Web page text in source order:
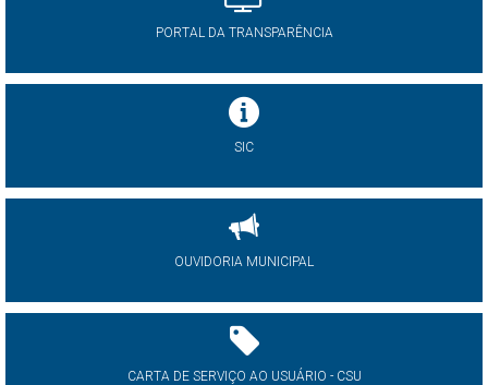
PORTAL DA TRANSPARÊNCIA
SIC
OUVIDORIA MUNICIPAL
CARTA DE SERVIÇO AO USUÁRIO - CSU